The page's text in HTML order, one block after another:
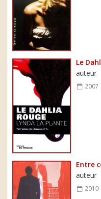
Le
auteur
2007
Entre
auteur
2010